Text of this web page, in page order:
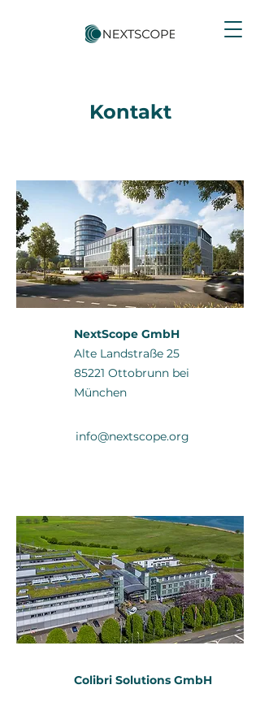
Kontakt
NextScope GmbH
Alte Landstraße 25
85221 Ottobrunn bei
München
info@nextscope.org
Colibri Solutions GmbH